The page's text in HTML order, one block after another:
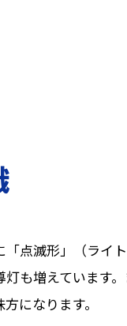
点滅形」（ライ
も増えています
になります。